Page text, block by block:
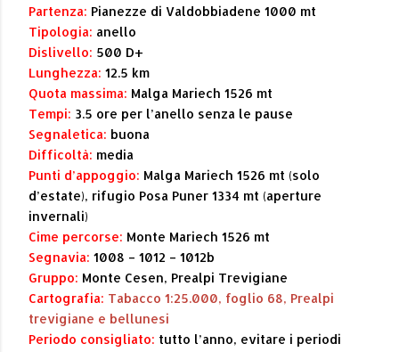
Partenza: Pianezze di Valdobbiadene 1000 mt
Tipologia: anello
Dislivello: 500 D+
Lunghezza: 12.5 km
Quota massima: Malga Mariech 1526 mt
Tempi: 3.5 ore per l’anello senza le pause
Segnaletica: buona
Difficoltà: media
Punti d’appoggio: Malga Mariech 1526 mt (solo
d’estate), rifugio Posa Puner 1334 mt (aperture
invernali)
Cime percorse: Monte Mariech 1526 mt
Segnavia: 1008 – 1012 – 1012b
Gruppo: Monte Cesen, Prealpi Trevigiane
Cartografia: Tabacco 1:25.000, foglio 68, Prealpi
trevigiane e bellunesi
Periodo consigliato: tutto l’anno, evitare i periodi